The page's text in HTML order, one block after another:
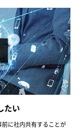
たい
に社内共有することが